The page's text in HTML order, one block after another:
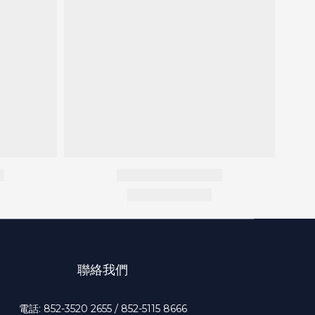
聯絡我們
電話: 852-3520 2655 / 852-5115 8666